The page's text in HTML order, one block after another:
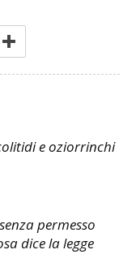
e oziorrinchi
permesso
dice la legge